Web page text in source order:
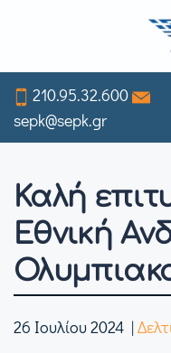
to
main
content
210.95.32.600
sepk@sepk.gr
Καλή
Εθνική
26 Ιουλίου 2024 |